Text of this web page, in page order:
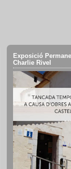
Exposició
Charlie Rivel